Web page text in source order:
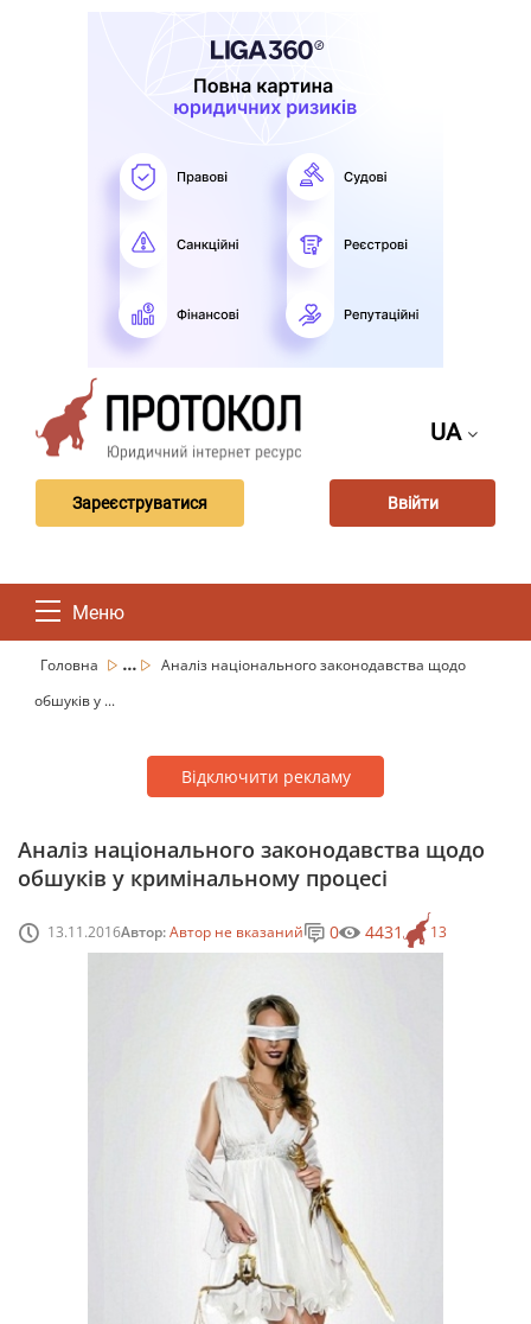
UA
Зареєструватися Ввійти
Меню
Головна ...
Аналіз національного законодавства щодо
обшуків у ...
Відключити рекламу
Аналіз національного законодавства щодо
обшуків у кримінальному процесі
13.11.2016Автор:Автор не вказаний 13
0 4431